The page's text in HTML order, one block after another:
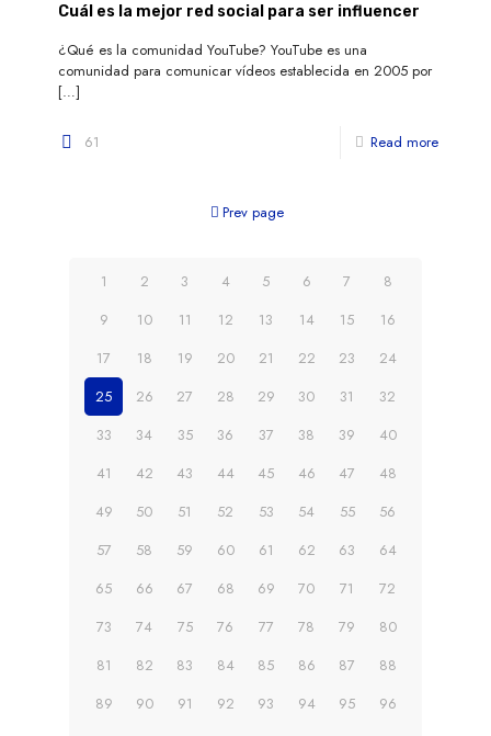
Cuál es la mejor red social para ser influencer
¿Qué es la comunidad YouTube? YouTube es una
comunidad para comunicar vídeos establecida en 2005 por
[…]
61 Read more
Prev page
1 2 3 4 5 6 7
8
9
10 11 12 13 14 15
16
17
18 19 20 21 22 23
24
25
26 27 28 29 30 31
32
33
34 35 36 37 38 39
40
41
42 43 44 45 46 47
48
49
50 51 52 53 54 55
56
57
58 59 60 61 62 63
64
65
66 67 68 69 70 71
72
73
74 75 76 77 78 79
80
81
82 83 84 85 86 87
88
89
90 91 92 93 94 95
96